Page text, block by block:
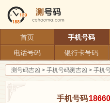
首页 手机号码
电话号码
银行卡号码
测号码吉凶 > 手机号码测吉凶 > 手机
手机号码